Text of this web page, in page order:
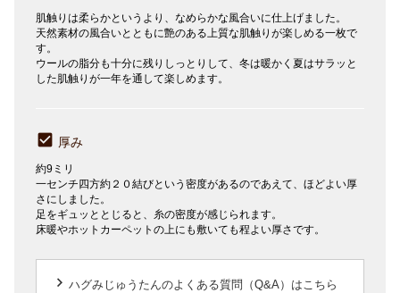
肌触りは柔らかというより、なめらかな風合いに仕上げました。
天然素材の風合いとともに艶のある上質な肌触りが楽しめる一枚で
す。
ウールの脂分も十分に残りしっとりして、冬は暖かく夏はサラッと
した肌触りが一年を通して楽しめます。
厚み
約9ミリ
一センチ四方約２０結びという密度があるのであえて、ほどよい厚
さにしました。
足をギュッととじると、糸の密度が感じられます。
床暖やホットカーペットの上にも敷いても程よい厚さです。
keyboard_arrow_right ハグみじゅうたんのよくある質問（Q&A）はこちら